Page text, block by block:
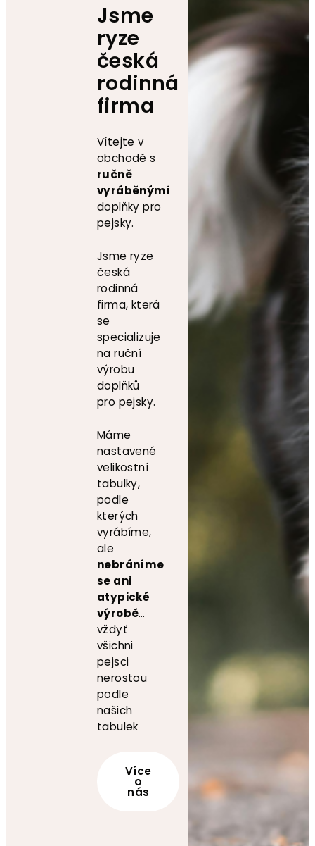
Jsme
ryze
česká
rodinná
firma
Vítejte v
obchodě s
ručně
vyráběnými
doplňky pro
pejsky.
Jsme ryze
česká
rodinná
firma, která
se
specializuje
na ruční
výrobu
doplňků
pro pejsky.
Máme
nastavené
velikostní
tabulky,
podle
kterých
vyrábíme,
ale
nebráníme
se ani
atypické
výrobě…
vždyť
všichni
pejsci
nerostou
podle
našich
tabulek
Více
o
nás